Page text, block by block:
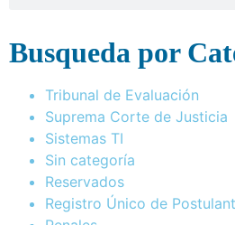
Busqueda por
Tribunal de Evaluación
Suprema Corte de Justicia
Sistemas TI
Sin categoría
Reservados
Registro Único de